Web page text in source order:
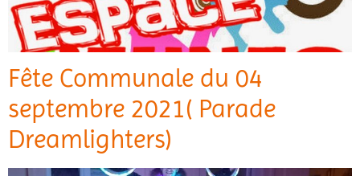
Fête Communale du 04
septembre 2021( Parade
Dreamlighters)